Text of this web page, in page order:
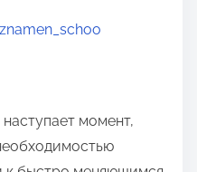
znamen_schoo
момент,